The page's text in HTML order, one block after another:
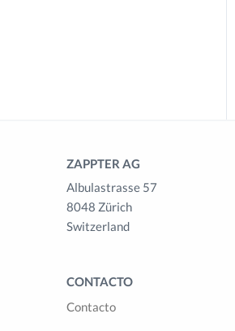
ZAPPTER AG
Albulastrasse 57
8048 Zürich
Switzerland
CONTACTO
Contacto